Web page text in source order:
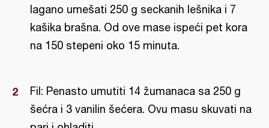
lagano umešati 250 g seckanih lešnika i 7
kašika brašna. Od ove mase ispeći pet kora
na 150 stepeni oko 15 minuta.
Fil: Penasto umutiti 14 žumanaca sa 250 g
šećra i 3 vanilin šećera. Ovu masu skuvati na